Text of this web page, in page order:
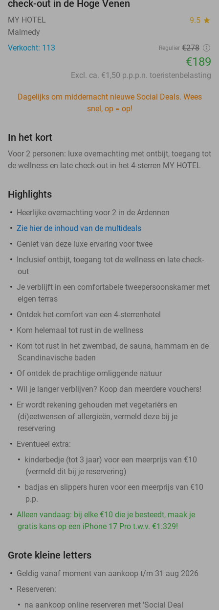
check-out in de Hoge Venen
MY HOTEL 9.5 star
Malmedy
Verkocht: 113
Regulier €278
€189
Excl. ca. €1,50 p.p.p.n. toeristenbelasting
Dagelijks om middernacht nieuwe Social Deals. Wees
snel, op = op!
In het kort
Voor 2 personen: luxe overnachting met ontbijt, toegang tot
de wellness en late check-out in het 4-sterren MY HOTEL
Highlights
Heerlijke overnachting voor 2 in de Ardennen
Zie hier de inhoud van de multideals
Geniet van deze luxe ervaring voor twee
Inclusief ontbijt, toegang tot de wellness en late check-
out
Je verblijft in een comfortabele tweepersoonskamer met
eigen terras
Ontdek het comfort van een 4-sterrenhotel
Kom helemaal tot rust in de wellness
Kom tot rust in het zwembad, de sauna, hammam en de
Scandinavische baden
Of ontdek de prachtige omliggende natuur
Wil je langer verblijven? Koop dan meerdere vouchers!
Er wordt rekening gehouden met vegetariërs en
(di)eetwensen of allergieën, vermeld deze bij je
reservering
Eventueel extra:
kinderbedje (tot 3 jaar) voor een meerprijs van €10
(vermeld dit bij je reservering)
badjas en slippers huren voor een meerprijs van €10
p.p.
Alleen vandaag: bij elke €10 die je besteedt, maak je
gratis kans op een iPhone 17 Pro t.w.v. €1.329!
Grote kleine letters
Geldig vanaf moment van aankoop t/m 31 aug 2026
Reserveren:
na aankoop online reserveren met 'Social Deal